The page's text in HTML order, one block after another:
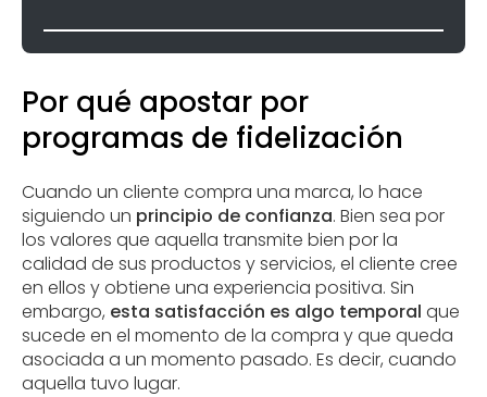
Por qué apostar por
programas de fidelización
Cuando un cliente compra una marca, lo hace
siguiendo un principio de confianza. Bien sea por
los valores que aquella transmite bien por la
calidad de sus productos y servicios, el cliente cree
en ellos y obtiene una experiencia positiva. Sin
embargo, esta satisfacción es algo temporal que
sucede en el momento de la compra y que queda
asociada a un momento pasado. Es decir, cuando
aquella tuvo lugar.